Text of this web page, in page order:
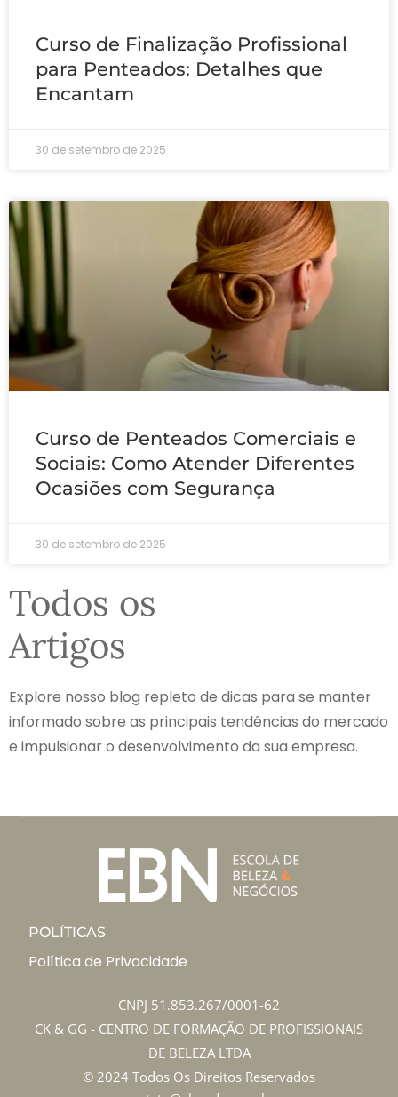
Curso de Finalização Profissional
para Penteados: Detalhes que
Encantam
30 de setembro de 2025
Curso de Penteados Comerciais e
Sociais: Como Atender Diferentes
Ocasiões com Segurança
30 de setembro de 2025
Todos os
Artigos
Explore nosso blog repleto de dicas para se manter
informado sobre as principais tendências do mercado
e impulsionar o desenvolvimento da sua empresa.
POLÍTICAS
Política de Privacidade
CNPJ 51.853.267/0001-62
CK & GG - CENTRO DE FORMAÇÃO DE PROFISSIONAIS
DE BELEZA LTDA
© 2024 Todos Os Direitos Reservados